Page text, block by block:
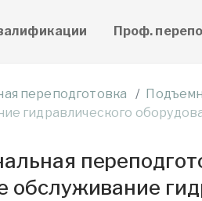
Проф.
переподготовка
гидравлического
обслуживание